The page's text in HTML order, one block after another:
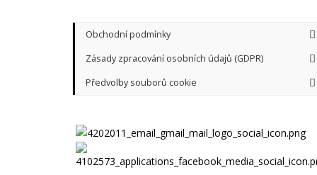
Obchodní podmínky
Zásady zpracování osobních údajů (GDPR)
Předvolby souborů cookie